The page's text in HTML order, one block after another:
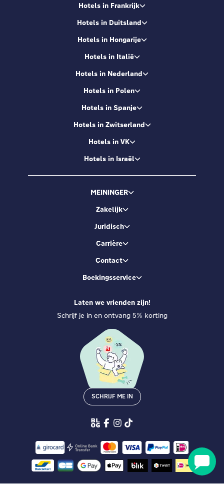
Hotels in Frankrijk
Hotels in Duitsland
Hotels in Hongarije
Hotels in Italië
Hotels in Nederland
Hotels in Polen
Hotels in Spanje
Hotels in Zwitserland
Hotels in VK
Hotels in Israël
MEININGER
Zakelijk
Juridisch
Carrière
Contact
Boekingsservice
Laten we vrienden zijn!
Schrijf je in en ontvang 5% korting
SCHRIJF ME IN